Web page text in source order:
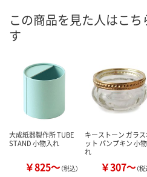
在庫 3点
お届け日
数量
カゴへ
この商品を見た人はこ
す
大成紙器製作所 TUBE
STAND 小物入れ
￥825～（税込）
キーストーン ガラス
ット パンプキン 小
れ
￥307～（税